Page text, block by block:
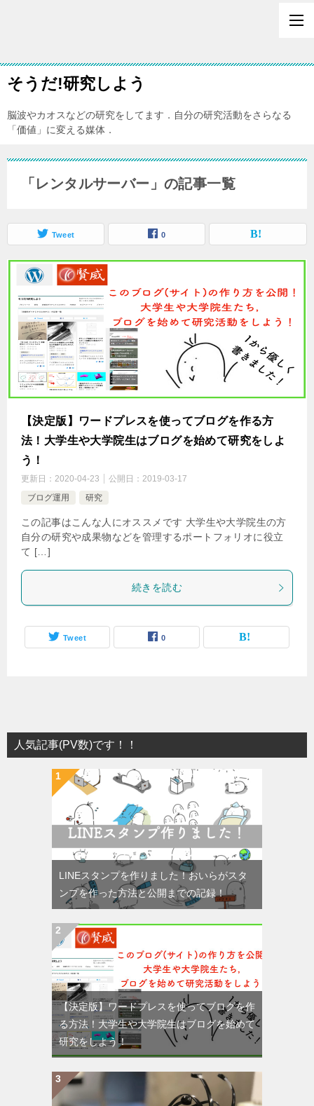
そうだ!研究しよう
脳波やカオスなどの研究をしてます．自分の研究活動をさらなる
「価値」に変える媒体．
「レンタルサーバー」の記事一覧
Tweet 0
【決定版】ワードプレスを使ってブログを作る方
法！大学生や大学院生はブログを始めて研究をしよ
う！
更新日： 2020-04-23 公開日： 2019-03-17
ブログ運用
研究
この記事はこんな人にオススメです 大学生や大学院生の方
自分の研究や成果物などを管理するポートフォリオに役立
て […]
続きを読む
Tweet 0
人気記事(PV数)です！！
LINEスタンプを作りました！おいらがスタ
ンプを作った方法と公開までの記録！
【決定版】ワードプレスを使ってブログを作
る方法！大学生や大学院生はブログを始めて
研究をしよう！